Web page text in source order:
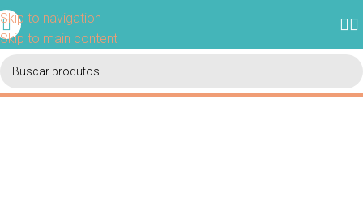
Skip to navigation
Skip to main content